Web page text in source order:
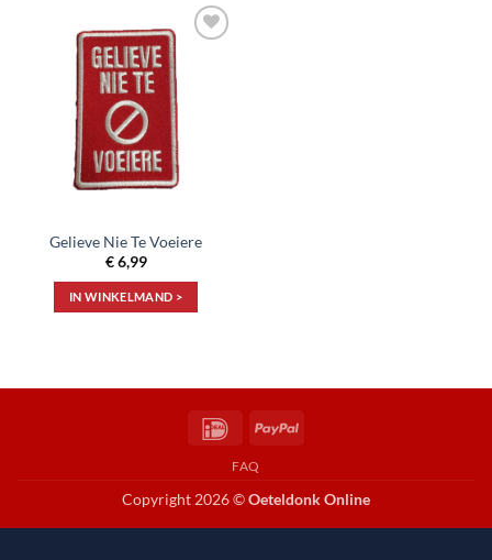
Toevoegen
verlanglijst
Gelieve Nie Te Voeiere
€6,99
IN WINKELMAND >
IDeal PayPal
FAQ
Copyright 2026 ©Oeteldonk Online